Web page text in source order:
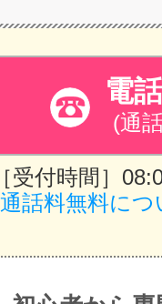
電
(通
［受付時間］
通話料無料につ